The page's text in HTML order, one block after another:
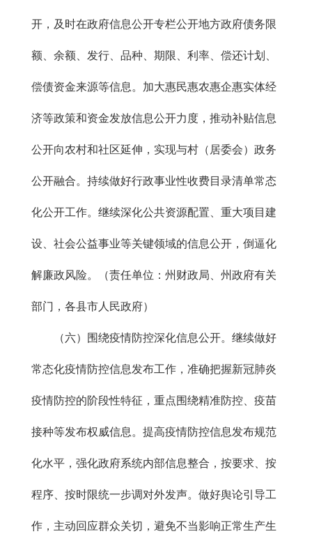
开，及时在政府信息公开专栏公开地方政府债务限
额、余额、发行、品种、期限、利率、偿还计划、
偿债资金来源等信息。加大惠民惠农惠企惠实体经
济等政策和资金发放信息公开力度，推动补贴信息
公开向农村和社区延伸，实现与村（居委会）政务
公开融合。持续做好行政事业性收费目录清单常态
化公开工作。继续深化公共资源配置、重大项目建
设、社会公益事业等关键领域的信息公开，倒逼化
解廉政风险。（责任单位：州财政局、州政府有关
部门，各县市人民政府）
（六）围绕疫情防控深化信息公开。继续做好
常态化疫情防控信息发布工作，准确把握新冠肺炎
疫情防控的阶段性特征，重点围绕精准防控、疫苗
接种等发布权威信息。提高疫情防控信息发布规范
化水平，强化政府系统内部信息整合，按要求、按
程序、按时限统一步调对外发声。做好舆论引导工
作，主动回应群众关切，避免不当影响正常生产生